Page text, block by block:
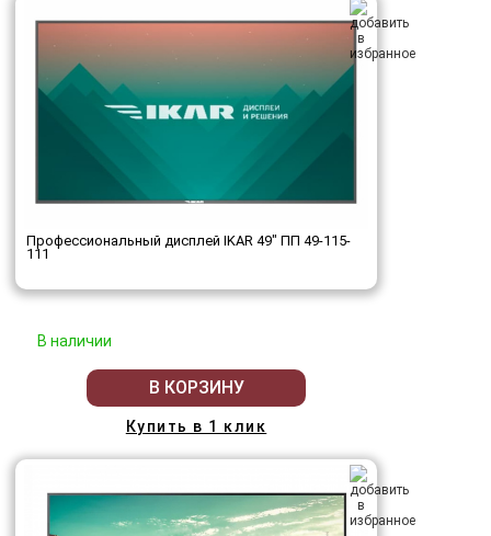
Профессиональный дисплей IKAR 49" ПП 49-115-
111
В наличии
В КОРЗИНУ
Купить в 1 клик